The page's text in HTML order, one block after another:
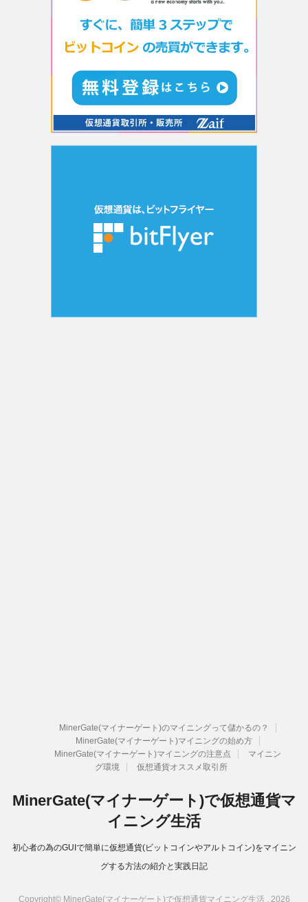
MinerGate(マイナーゲート)のマイニングって儲かるの？
MinerGate(マイナーゲート)マイニングの始め方
MinerGate(マイナーゲート)マイニングの注意点
マイニン
グ環境
仮想通貨オススメ取引所
MinerGate(マイナーゲート)で仮想通貨マ
イニング生活
初心者の為のGUIで簡単に仮想通貨(ビットコインやアルトコイン)をマイニン
グする方法の紹介と実践日記
Copyright© MinerGate(マイナーゲート)で仮想通貨マイニング生活 , 2026